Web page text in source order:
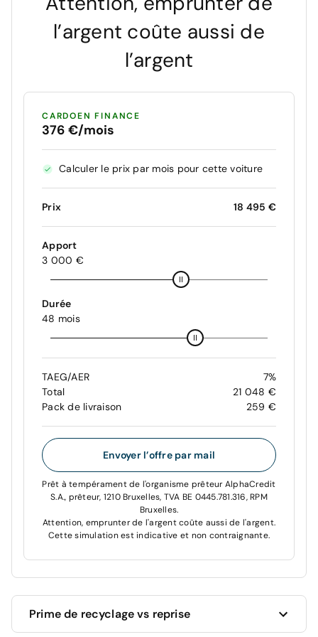
l’argent coûte aussi de
l’argent
CARDOEN FINANCE
376 €/mois
Calculer le prix par mois pour cette voiture
Prix 18 495 €
Apport
3 000 €
Durée
48 mois
TAEG/AER
7%
Total
21 048 €
Pack de livraison
259 €
Envoyer l’offre par mail
Prêt à tempérament de l'organisme prêteur AlphaCredit
S.A., prêteur, 1210 Bruxelles, TVA BE 0445.781.316, RPM
Bruxelles.
Attention, emprunter de l'argent coûte aussi de l'argent.
Cette simulation est indicative et non contraignante.
Prime de recyclage vs reprise